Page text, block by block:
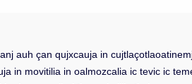
auh çan qujxcauja in
in movitilia in oalmozcalia ic tevic ic